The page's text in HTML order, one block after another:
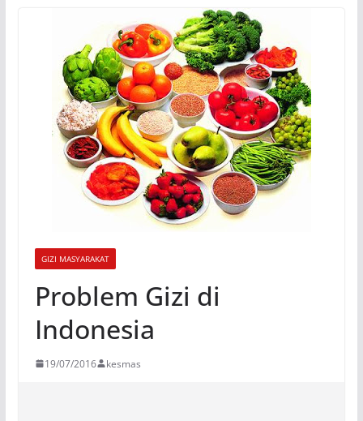
GIZI MASYARAKAT
Problem Gizi di
Indonesia
19/07/2016 kesmas